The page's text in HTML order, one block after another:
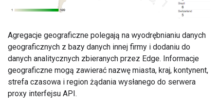
Agregacje geograficzne polegają na wyodrębnianiu danych
geograficznych z bazy danych innej firmy i dodaniu do
danych analitycznych zbieranych przez Edge. Informacje
geograficzne mogą zawierać nazwę miasta, kraj, kontynent,
strefa czasowa i region żądania wysłanego do serwera
proxy interfejsu API.